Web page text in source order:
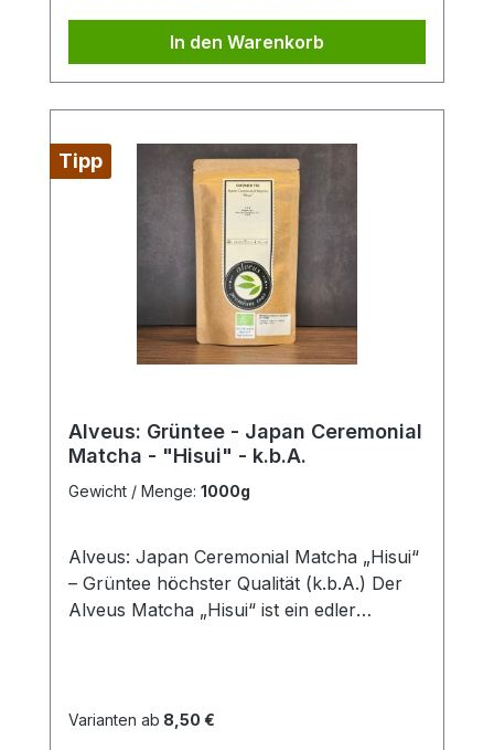
In den Warenkorb
Tipp
Alveus: Grüntee - Japan Ceremonial
Matcha - "Hisui" - k.b.A.
Gewicht / Menge: 1000g
Alveus: Japan Ceremonial Matcha „Hisui“
– Grüntee höchster Qualität (k.b.A.) Der
Alveus Matcha „Hisui“ ist ein edler
aus kontrolliert biologischem Anbau
Varianten ab 8,50 €